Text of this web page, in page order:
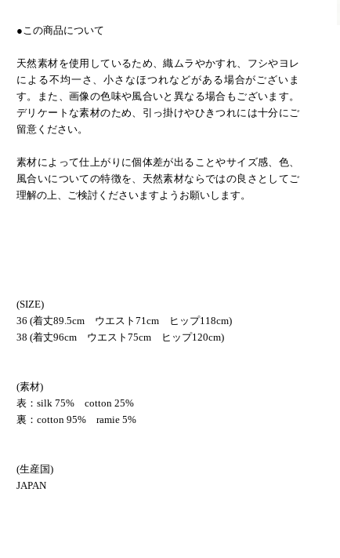
●この商品について
天然素材を使用しているため、織ムラやかすれ、フシやヨレ
による不均一さ、小さなほつれなどがある場合がございま
す。また、画像の色味や風合いと異なる場合もございます。
デリケートな素材のため、引っ掛けやひきつれには十分にご
留意ください。
素材によって仕上がりに個体差が出ることやサイズ感、色、
風合いについての特徴を、天然素材ならではの良さとしてご
理解の上、ご検討くださいますようお願いします。
(SIZE)
36 (着丈89.5cm ウエスト71cm ヒップ118cm)
38 (着丈96cm ウエスト75cm ヒップ120cm)
(素材)
表：silk 75% cotton 25%
裏：cotton 95% ramie 5%
(生産国)
JAPAN